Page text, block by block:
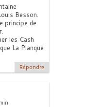
Besson.
principe de
les Cash
La Planque
Répondre